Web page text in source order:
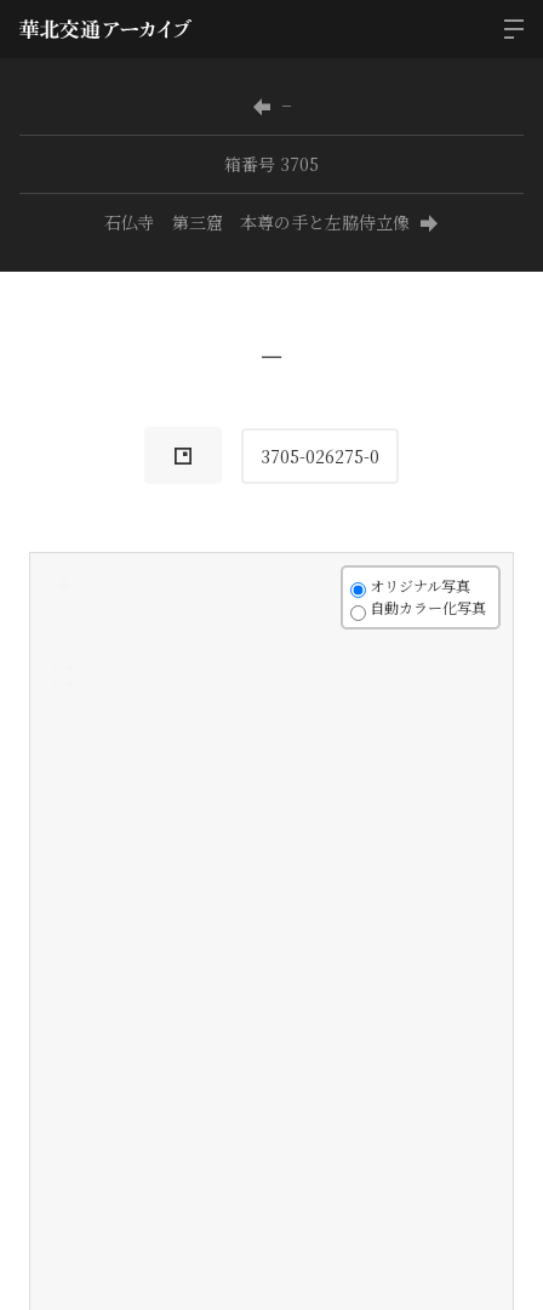
−
箱番号 3705
石仏寺 第三窟 本尊の手と左脇侍立像
−
3705-026275-0
オリジナル写真
自動カラー化写真